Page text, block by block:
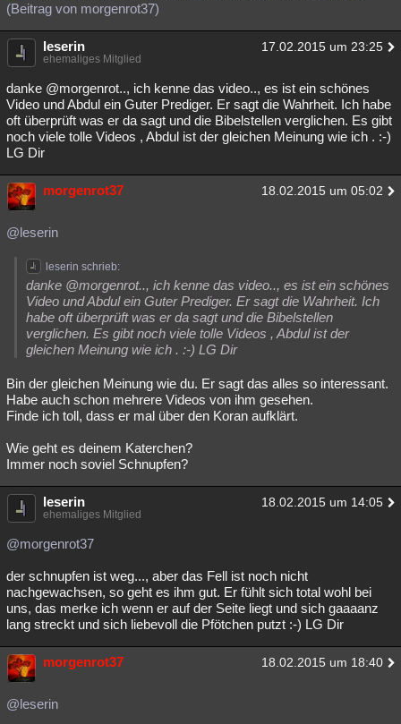
(Beitrag von morgenrot37)
leserin 17.02.2015 um 23:25
ehemaliges Mitglied
danke @morgenrot.., ich kenne das video.., es ist ein schönes
Video und Abdul ein Guter Prediger. Er sagt die Wahrheit. Ich habe
oft überprüft was er da sagt und die Bibelstellen verglichen. Es gibt
noch viele tolle Videos , Abdul ist der gleichen Meinung wie ich . :-)
LG Dir
morgenrot37 18.02.2015 um 05:02
@leserin
leserin schrieb:
danke @morgenrot.., ich kenne das video.., es ist ein schönes
Video und Abdul ein Guter Prediger. Er sagt die Wahrheit. Ich
habe oft überprüft was er da sagt und die Bibelstellen
verglichen. Es gibt noch viele tolle Videos , Abdul ist der
gleichen Meinung wie ich . :-) LG Dir
Bin der gleichen Meinung wie du. Er sagt das alles so interessant.
Habe auch schon mehrere Videos von ihm gesehen.
Finde ich toll, dass er mal über den Koran aufklärt.
Wie geht es deinem Katerchen?
Immer noch soviel Schnupfen?
leserin 18.02.2015 um 14:05
ehemaliges Mitglied
@morgenrot37
der schnupfen ist weg..., aber das Fell ist noch nicht
nachgewachsen, so geht es ihm gut. Er fühlt sich total wohl bei
uns, das merke ich wenn er auf der Seite liegt und sich gaaaanz
lang streckt und sich liebevoll die Pfötchen putzt :-) LG Dir
morgenrot37 18.02.2015 um 18:40
@leserin